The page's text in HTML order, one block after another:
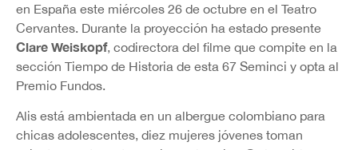
en España este miércoles 26 de octubre en el Teatro
Cervantes. Durante la proyección ha estado presente
Clare Weiskopf, codirectora del filme que compite en la
sección Tiempo de Historia de esta 67 Seminci y opta al
Premio Fundos.
Alis está ambientada en un albergue colombiano para
chicas adolescentes, diez mujeres jóvenes toman